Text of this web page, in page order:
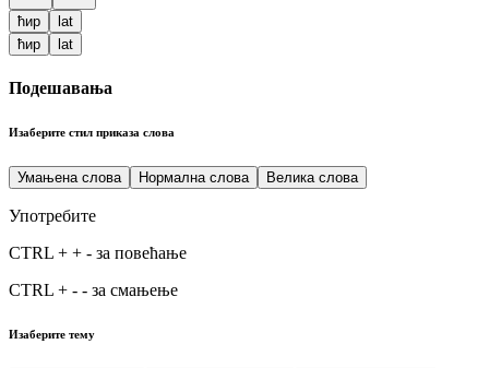
ћир
lat
ћир
lat
Подешавања
Изаберите стил приказа слова
Умањена слова Нормална слова Велика слова
Употребите
CTRL + + - за повећање
CTRL + - - за смањење
Изаберите тему